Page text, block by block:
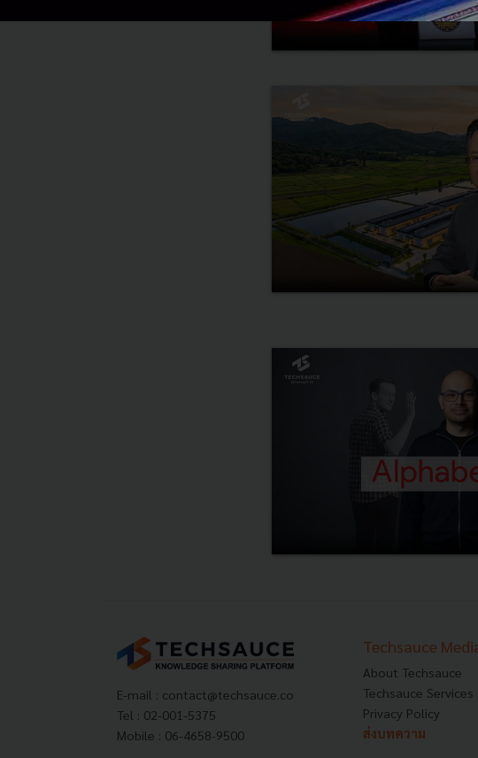
E-mail : contact@techsauce.co
Tel : 02-001-5375
Mobile : 06-4658-9500
Techsauce
About Techsauce
Techsauce Services
Privacy Policy
ส่งบทความ